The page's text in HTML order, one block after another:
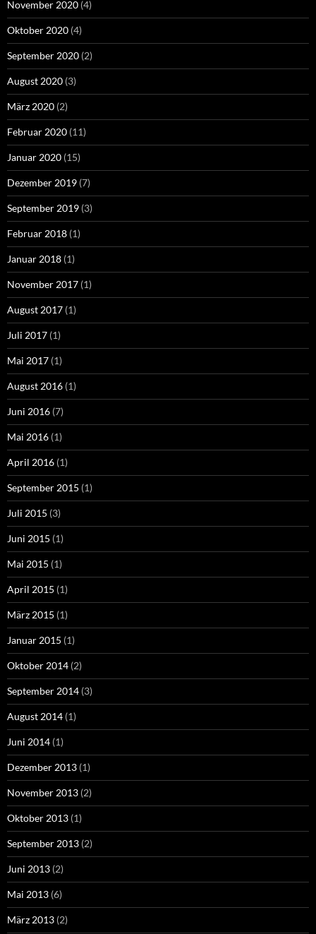
November 2020 (4)
Oktober 2020 (4)
September 2020 (2)
August 2020 (3)
März 2020 (2)
Februar 2020 (11)
Januar 2020 (15)
Dezember 2019 (7)
September 2019 (3)
Februar 2018 (1)
Januar 2018 (1)
November 2017 (1)
August 2017 (1)
Juli 2017 (1)
Mai 2017 (1)
August 2016 (1)
Juni 2016 (7)
Mai 2016 (1)
April 2016 (1)
September 2015 (1)
Juli 2015 (3)
Juni 2015 (1)
Mai 2015 (1)
April 2015 (1)
März 2015 (1)
Januar 2015 (1)
Oktober 2014 (2)
September 2014 (3)
August 2014 (1)
Juni 2014 (1)
Dezember 2013 (1)
November 2013 (2)
Oktober 2013 (1)
September 2013 (2)
Juni 2013 (2)
Mai 2013 (6)
März 2013 (2)